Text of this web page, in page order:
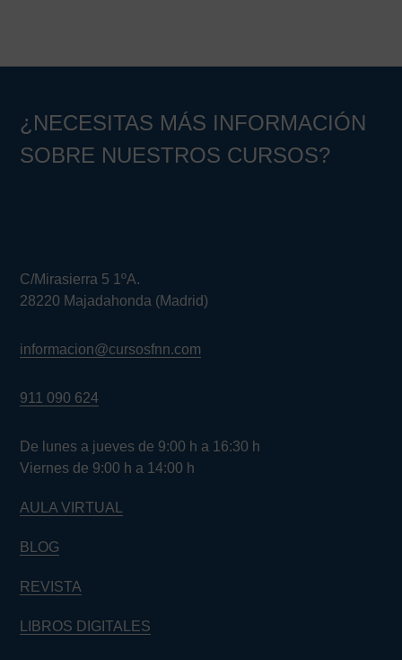
¿NECESITAS MÁS INFORMACIÓN
SOBRE NUESTROS CURSOS?
C/Mirasierra 5 1ºA.
28220 Majadahonda (Madrid)
informacion@cursosfnn.com
911 090 624
De lunes a jueves de 9:00 h a 16:30 h
Viernes de 9:00 h a 14:00 h
AULA VIRTUAL
BLOG
REVISTA
LIBROS DIGITALES